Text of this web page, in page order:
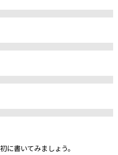
に書いてみましょう。